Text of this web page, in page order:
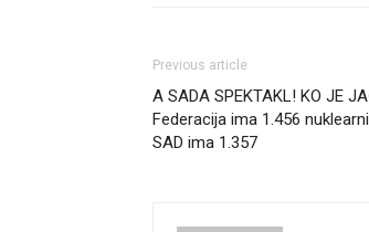
Previous article
A SADA SPEKTAKL! KO JE
Federacija ima 1.456
SAD ima 1.357